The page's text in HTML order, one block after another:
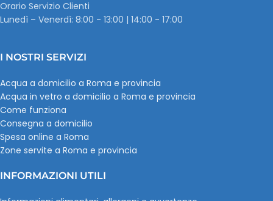
Orario Servizio Clienti
Lunedì – Venerdì: 8:00 - 13:00 | 14:00 - 17:00
I NOSTRI SERVIZI
Acqua a domicilio a Roma e provincia
Acqua in vetro a domicilio a Roma e provincia
Come funziona
Consegna a domicilio
Spesa online a Roma
Zone servite a Roma e provincia
INFORMAZIONI UTILI